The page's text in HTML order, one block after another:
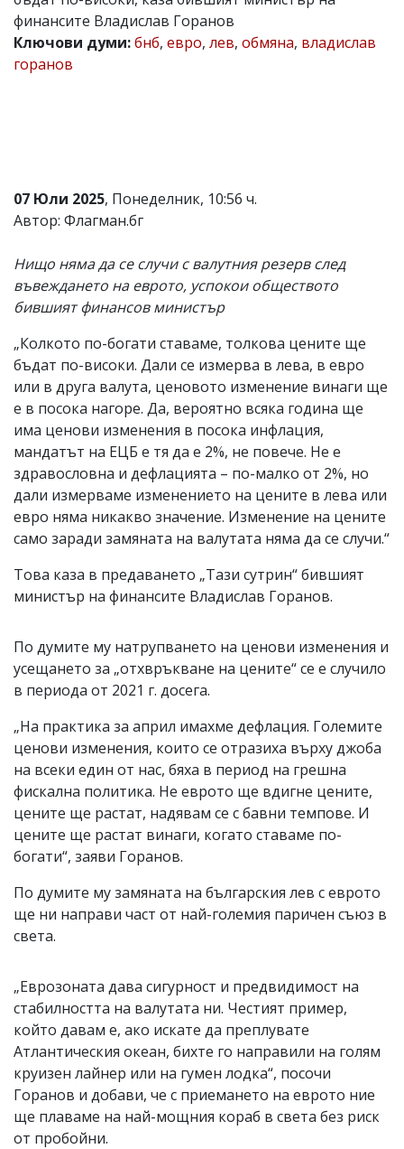
Коментарите
под
статиите
се
отговорност
за
тях!
откриете
обиден
за
вас
моля
сигнализирайте
финансите Владислав Горанов
Ключови думи:бнб, евро, лев, обмяна, владислав
горанов
07 Юли 2025, Понеделник, 10:56 ч.
Автор: Флагман.бг
Нищо няма да се случи с валутния резерв след
въвеждането на еврото, успокои обществото
бившият финансов министър
„Колкото по-богати ставаме, толкова цените ще
бъдат по-високи. Дали се измерва в лева, в евро
или в друга валута, ценовото изменение винаги ще
е в посока нагоре. Да, вероятно всяка година ще
има ценови изменения в посока инфлация,
мандатът на ЕЦБ е тя да е 2%, не повече. Не е
здравословна и дефлацията – по-малко от 2%, но
дали измерваме изменението на цените в лева или
евро няма никакво значение. Изменение на цените
само заради замяната на валутата няма да се случи.“
Това каза в предаването „Тази сутрин“ бившият
министър на финансите Владислав Горанов.
По думите му натрупването на ценови изменения и
усещането за „отхвръкване на цените“ се е случило
в периода от 2021 г. досега.
„На практика за април имахме дефлация. Големите
ценови изменения, които се отразиха върху джоба
на всеки един от нас, бяха в период на грешна
фискална политика. Не еврото ще вдигне цените,
цените ще растат, надявам се с бавни темпове. И
цените ще растат винаги, когато ставаме по-
богати“, заяви Горанов.
По думите му замяната на българския лев с еврото
ще ни направи част от най-големия паричен съюз в
света.
„Еврозоната дава сигурност и предвидимост на
стабилността на валутата ни. Честият пример,
който давам е, ако искате да преплувате
Атлантическия океан, бихте го направили на голям
круизен лайнер или на гумен лодка“, посочи
Горанов и добави, че с приемането на еврото ние
ще плаваме на най-мощния кораб в света без риск
от пробойни.